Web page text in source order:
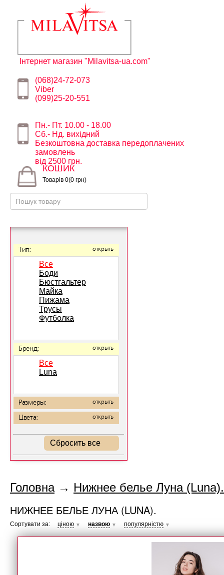
Інтернет магазин "Milavitsa-ua.com"
(068)24-72-073
Viber
(099)25-20-551
Пн.- Пт. 10.00 - 18.00
Сб.- Нд. вихідний
Безкоштовна доставка передоплачених
замовлень
від 2500 грн.
КОШИК
Товарів 0(0 грн)
Тип: открыть
Все
Боди
Бюстгальтер
Майка
Пижама
Трусы
Футболка
Бренд: открыть
Все
Luna
Размеры: открыть
Цвета: открыть
Сбросить все
Головна→ Нижнее белье Луна (Luna).
НИЖНЕЕ БЕЛЬЕ ЛУНА (LUNA).
Сортувати за: ціною ▼ назвою ▼ популярністю ▼